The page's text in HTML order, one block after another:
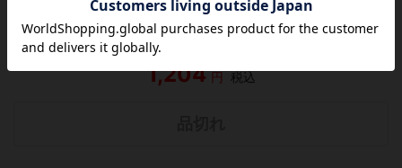
レビューを書く
1,204 円 税込